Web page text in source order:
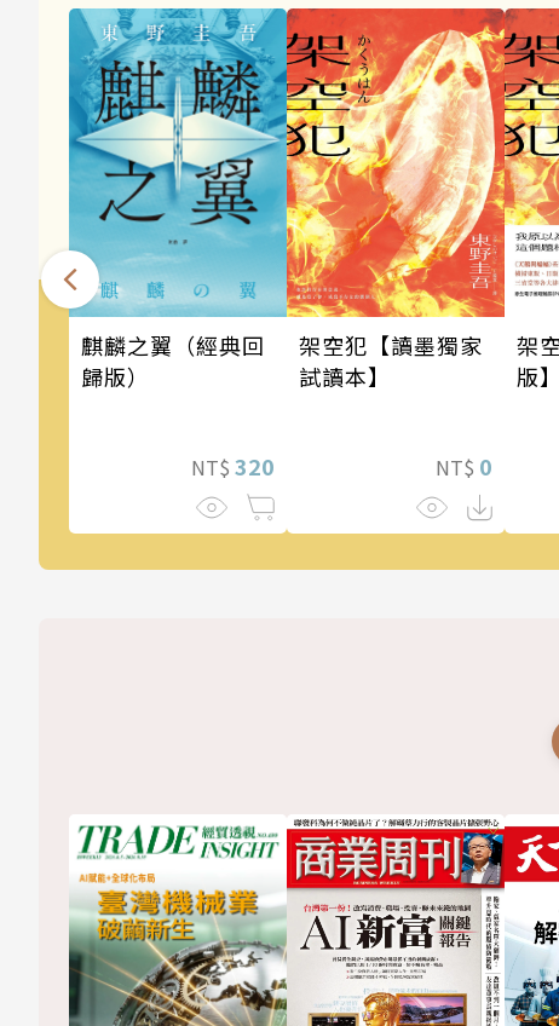
麒麟之翼（經典回
歸版）
NT$ 320
架空犯【讀墨獨家
試讀本】
NT$ 0
架
版
列